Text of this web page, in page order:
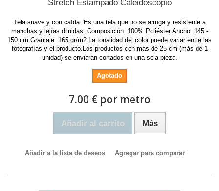
Stretch Estampado Caleidoscopio
Tela suave y con caída. Es una tela que no se arruga y resistente a
manchas y lejías diluidas. Composición: 100% Poliéster Ancho: 145 -
150 cm Gramaje: 165 gr/m2 La tonalidad del color puede variar entre las
fotografías y el producto.Los productos con más de 25 cm (más de 1
unidad) se enviarán cortados en una sola pieza.
Agotado
7.00 € por metro
Añadir al carrito Más
Añadir a la lista de deseos Agregar para comparar